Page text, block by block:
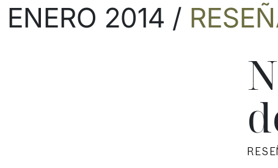
ENERO 2014 /